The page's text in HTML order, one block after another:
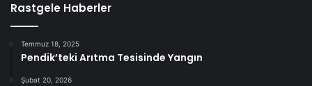
Rastgele Haberler
Temmuz 18, 2025
Pendik’teki Arıtma Tesisinde Yangın
Şubat 20, 2026